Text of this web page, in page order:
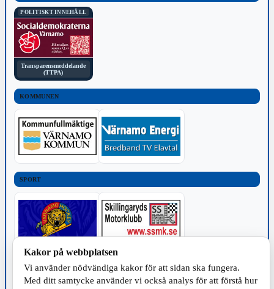
POLITISKT INNEHÅLL
Transparensmeddelande
(TTPA)
KOMMUNEN
SPORT
Kakor på webbplatsen
Vi använder nödvändiga kakor för att sidan ska fungera.
Med ditt samtycke använder vi också analys för att förstå hur